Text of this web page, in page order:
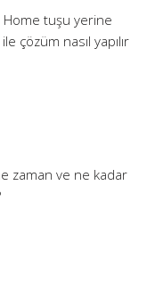
tuşu yerine
çözüm nasıl yapılır
zaman ve ne kadar